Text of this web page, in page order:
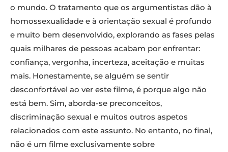
o mundo. O tratamento que os argumentistas dão à
homossexualidade e à orientação sexual é profundo
e muito bem desenvolvido, explorando as fases pelas
quais milhares de pessoas acabam por enfrentar:
confiança, vergonha, incerteza, aceitação e muitas
mais. Honestamente, se alguém se sentir
desconfortável ao ver este filme, é porque algo não
está bem. Sim, aborda-se preconceitos,
discriminação sexual e muitos outros aspetos
relacionados com este assunto. No entanto, no final,
não é um filme exclusivamente sobre